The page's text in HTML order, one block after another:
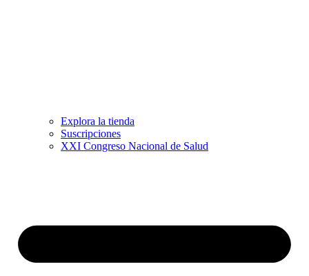
Explora la tienda
Suscripciones
XXI Congreso Nacional de Salud